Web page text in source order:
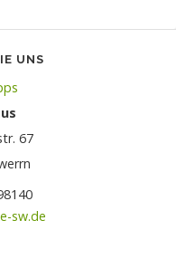
UNS
67
sw.de